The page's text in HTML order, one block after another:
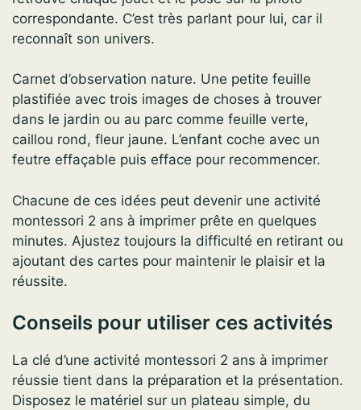
correspondante. C’est très parlant pour lui, car il
reconnaît son univers.
Carnet d’observation nature. Une petite feuille
plastifiée avec trois images de choses à trouver
dans le jardin ou au parc comme feuille verte,
caillou rond, fleur jaune. L’enfant coche avec un
feutre effaçable puis efface pour recommencer.
Chacune de ces idées peut devenir une activité
montessori 2 ans à imprimer prête en quelques
minutes. Ajustez toujours la difficulté en retirant ou
ajoutant des cartes pour maintenir le plaisir et la
réussite.
Conseils pour utiliser ces activités
La clé d’une activité montessori 2 ans à imprimer
réussie tient dans la préparation et la présentation.
Disposez le matériel sur un plateau simple, du